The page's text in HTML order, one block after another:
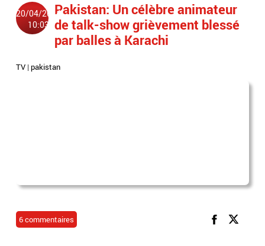
20/04/2014
10:03
Pakistan: Un célèbre animateur
de talk-show grièvement blessé
par balles à Karachi
TV |pakistan
6 commentaires